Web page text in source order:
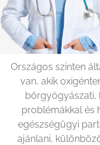
Országos szinten
van, akik
bőrgyógyászati,
problémákkal és
egészségügyi
ajánlani,